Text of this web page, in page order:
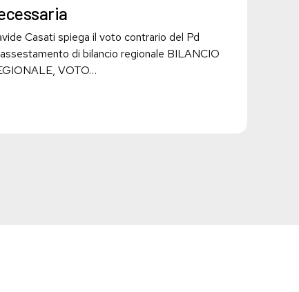
Casati spiega il voto contrario del Pd
di bilancio regionale BILANCIO
VOTO…